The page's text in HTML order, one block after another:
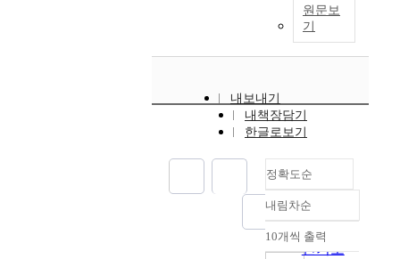
원문보
기
내보내기
내책장담기
한글로보기
정확도순
정확도
순
인기도
내림차순
내림차순
10개씩 출력